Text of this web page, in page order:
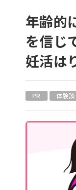
年齢的
を信じ
妊活は
PR 体験談